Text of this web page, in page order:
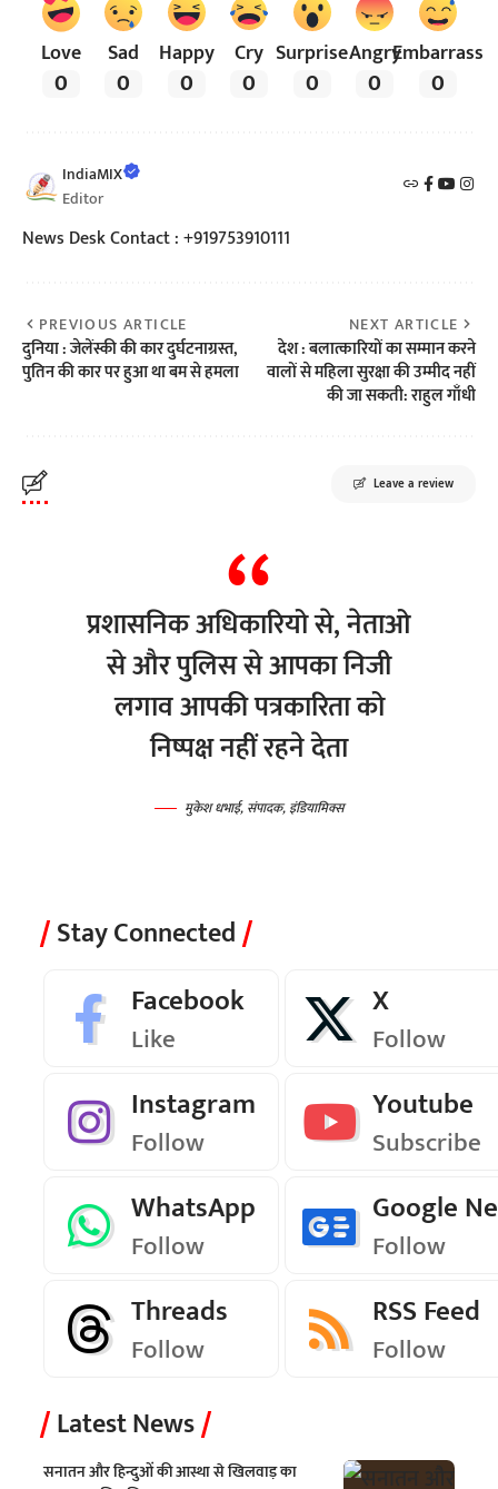
Love
0
Sad
0
Happy
0
Cry
0
Surprise
0
Angry
0
Embarrass
0
IndiaMIX
Editor
News Desk Contact : +919753910111
PREVIOUS ARTICLE
दुनिया : जेलेंस्की की कार दुर्घटनाग्रस्त,
पुतिन की कार पर हुआ था बम से हमला
NEXT ARTICLE
देश : बलात्कारियों का सम्मान करने
वालों से महिला सुरक्षा की उम्मीद नहीं
की जा सकती: राहुल गाँधी
Leave a review
प्रशासनिक अधिकारियो से, नेताओ
से और पुलिस से आपका निजी
लगाव आपकी पत्रकारिता को
निष्पक्ष नहीं रहने देता
मुकेश धभाई, संपादक, इंडियामिक्स
Stay Connected
Facebook
Like
X
Follow
Instagram
Follow
Youtube
Subscribe
WhatsApp
Follow
Google
Follow
Threads
Follow
RSS Feed
Follow
Latest News
सनातन और हिन्दुओं की आस्था से खिलवाड़ का